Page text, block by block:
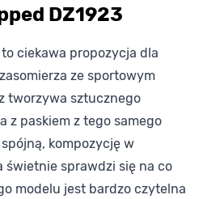
DZ1923
to ciekawa propozycja dla
ze sportowym
tworzywa sztucznego
z paskiem z tego samego
kompozycję w
świetnie sprawdzi się na co
modelu jest bardzo czytelna